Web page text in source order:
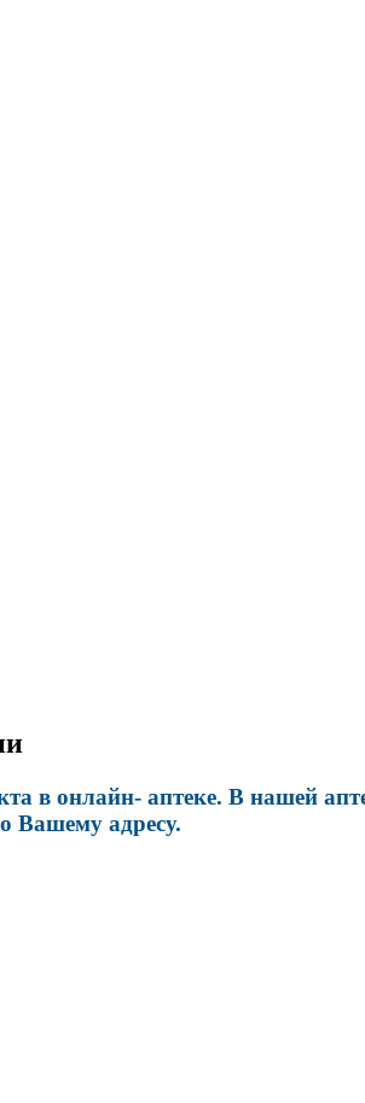
в онлайн- аптеке. В нашей
Вашему адресу.